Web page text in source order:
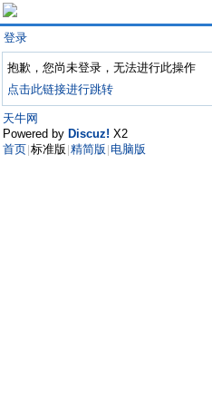
登录
抱歉，您尚未登录，无法进行此操作
点击此链接进行跳转
天牛网
Powered by Discuz! X2
首页 标准版 精简版 电脑版